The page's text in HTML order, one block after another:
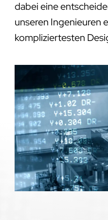
dabei eine
unseren Ingenieuren
kompliziertesten